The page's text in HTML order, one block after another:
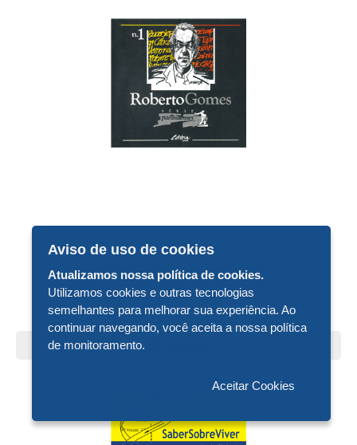
De R$ 14,00
Por R$ 7,00
ROBERTO GOMES
Aviso de uso de cookies
Atualizamos nossa política de cookies.
Utilizamos cookies e outras tecnologias
semelhantes para melhorar sua experiência. Ao
continuar navegando, você aceita a nossa política
de monitoramento.
Aceitar Cookies